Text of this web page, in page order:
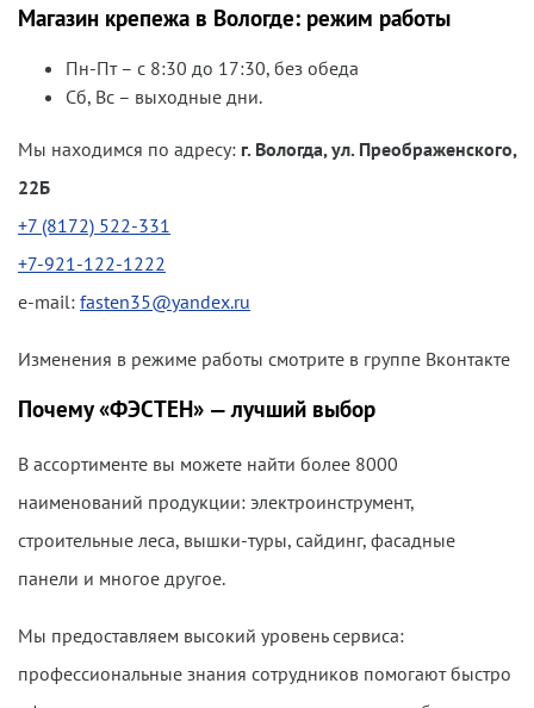
Магазин крепежа в Вологде: режим работы
Пн-Пт – с 8:30 до 17:30, без обеда
Сб, Вс – выходные дни.
Мы находимся по адресу: г. Вологда, ул. Преображенского,
22Б
+7 (8172) 522-331
+7-921-122-1222
e-mail: fasten35@yandex.ru
Изменения в режиме работы смотрите в группе Вконтакте
Почему «ФЭСТЕН» — лучший выбор
В ассортименте вы можете найти более 8000
наименований продукции: электроинструмент,
строительные леса, вышки-туры, сайдинг, фасадные
панели и многое другое.
Мы предоставляем высокий уровень сервиса:
профессиональные знания сотрудников помогают быстро